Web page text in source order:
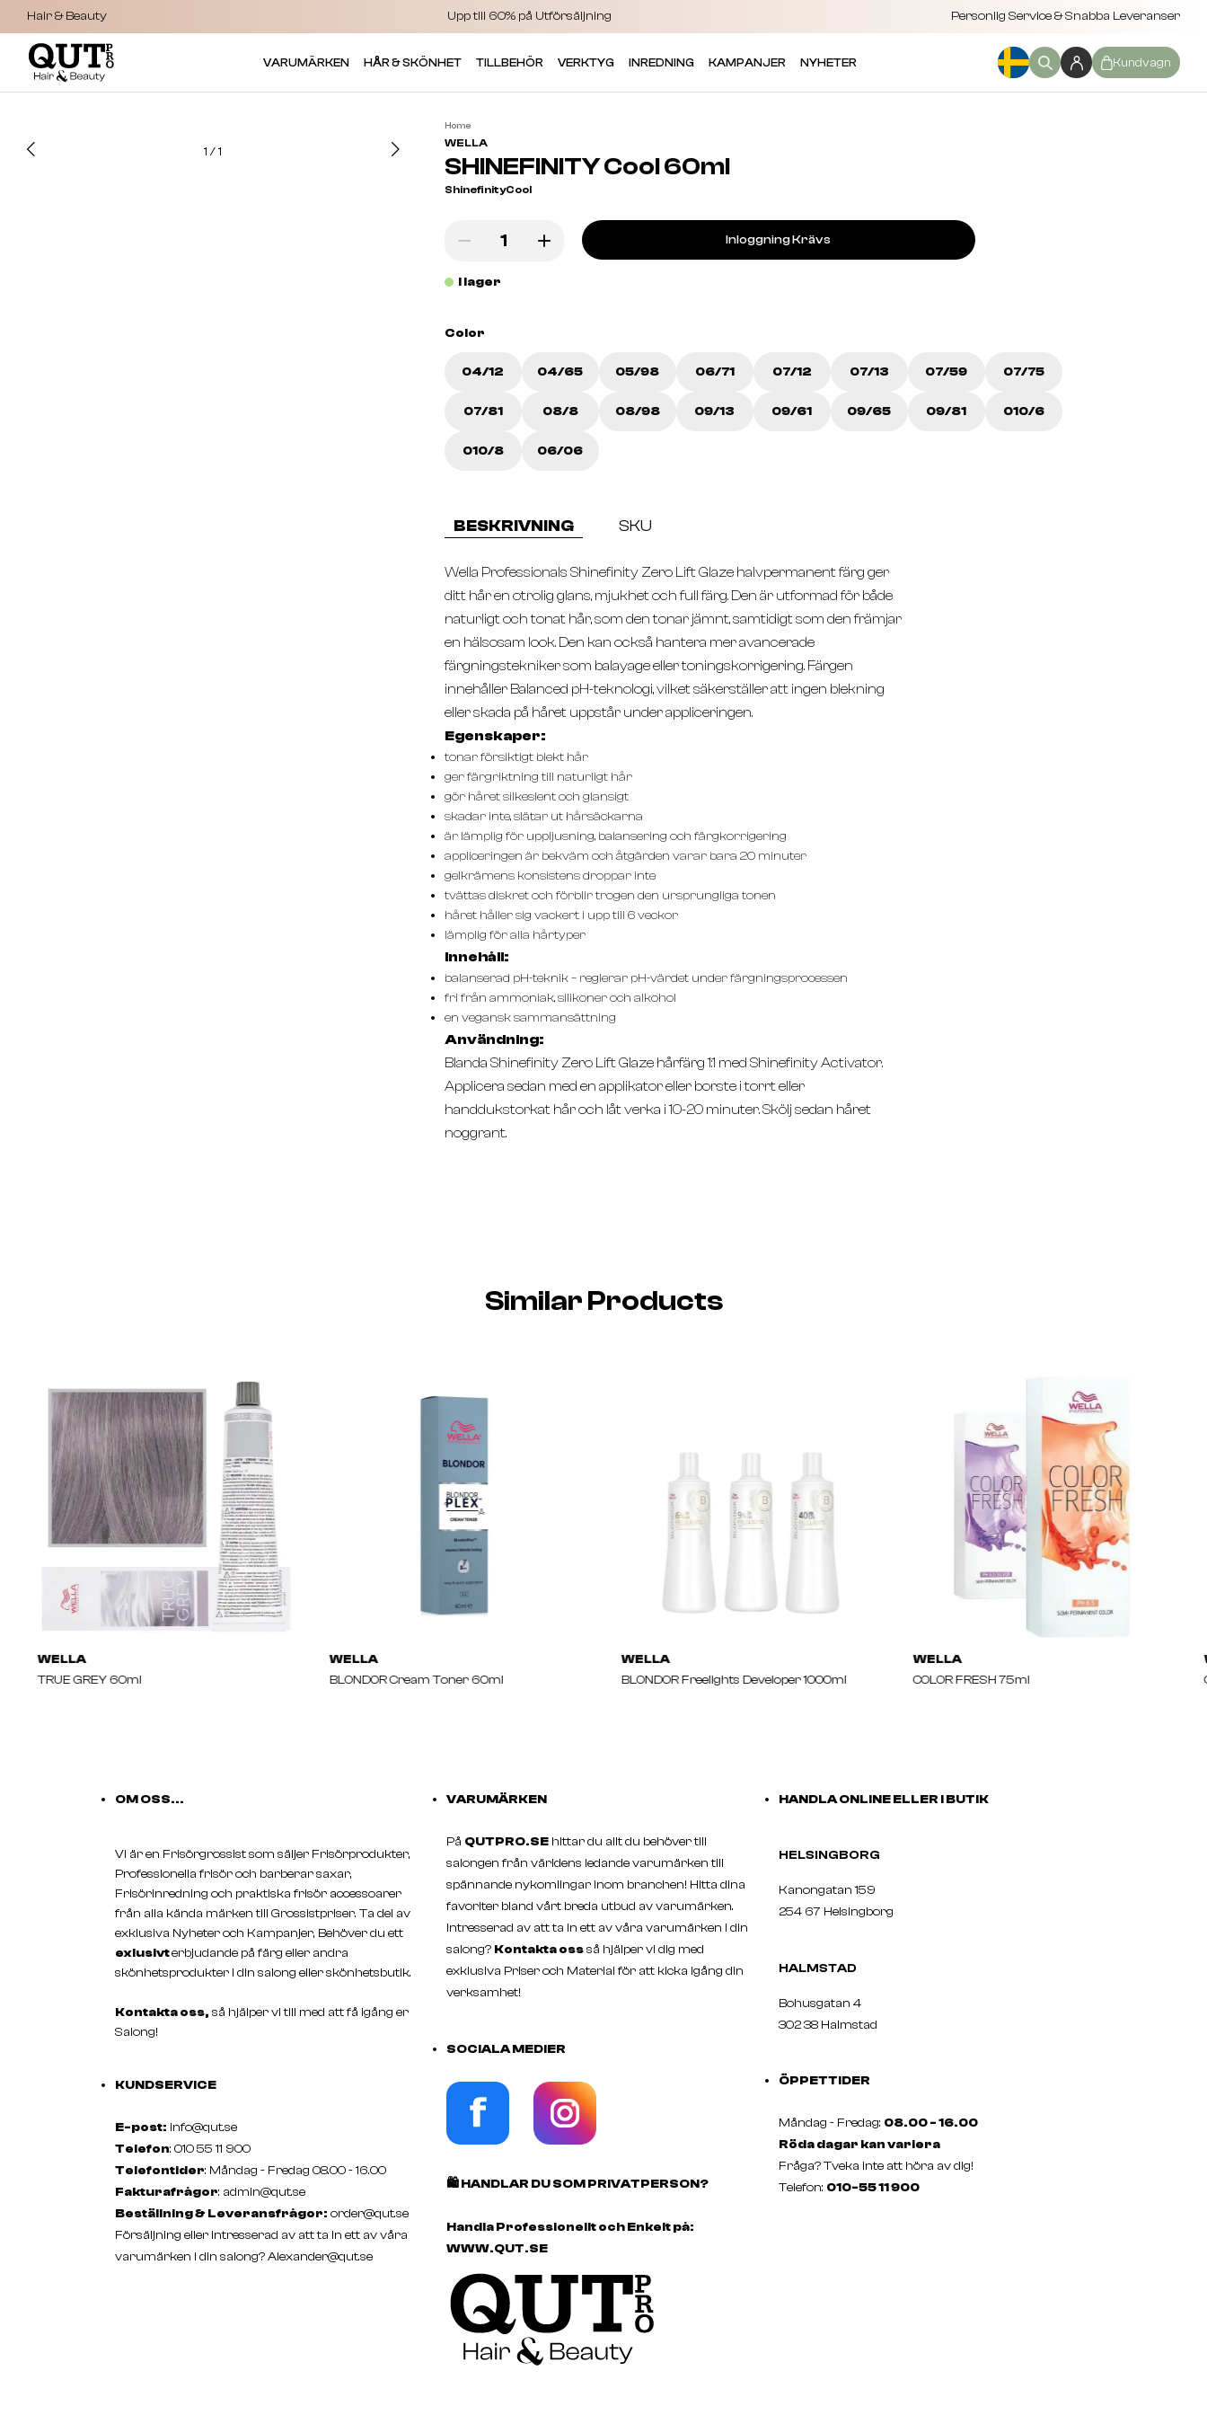
Hair & Beauty Upp till 60% på Utförsäljning Personlig Service & Snabba Leveranser
VARUMÄRKEN HÅR & SKÖNHET TILLBEHÖR VERKTYG INREDNING KAMPANJER NYHETER Kundvagn
1 /1
Home
WELLA
SHINEFINITY Cool 60ml
ShinefinityCool
Inloggning Krävs
I lager
Color
04/12 04/65 05/98 06/71 07/12 07/13 07/59 07/75
07/81 08/8 08/98 09/13 09/61 09/65 09/81 010/6
010/8 06/06
BESKRIVNING SKU
Wella Professionals Shinefinity Zero Lift Glaze halvpermanent färg ger
ditt hår en otrolig glans, mjukhet och full färg. Den är utformad för både
naturligt och tonat hår, som den tonar jämnt, samtidigt som den främjar
en hälsosam look. Den kan också hantera mer avancerade
färgningstekniker som balayage eller toningskorrigering. Färgen
innehåller Balanced pH-teknologi, vilket säkerställer att ingen blekning
eller skada på håret uppstår under appliceringen.
Egenskaper:
tonar försiktigt blekt hår
ger färgriktning till naturligt hår
gör håret silkeslent och glansigt
skadar inte, slätar ut hårsäckarna
är lämplig för uppljusning, balansering och färgkorrigering
appliceringen är bekväm och åtgärden varar bara 20 minuter
gelkrämens konsistens droppar inte
tvättas diskret och förblir trogen den ursprungliga tonen
håret håller sig vackert i upp till 6 veckor
lämplig för alla hårtyper
Innehåll:
balanserad pH-teknik – reglerar pH-värdet under färgningsprocessen
fri från ammoniak, silikoner och alkohol
en vegansk sammansättning
Användning:
Blanda Shinefinity Zero Lift Glaze hårfärg 1:1 med Shinefinity Activator.
Applicera sedan med en applikator eller borste i torrt eller
handdukstorkat hår och låt verka i 10-20 minuter. Skölj sedan håret
noggrant.
Similar Products
WELLA
TRUE GREY 60ml
WELLA
BLONDOR Cream Toner 60ml
WELLA
BLONDOR Freelights Developer 1000ml
WELLA
COLOR FRESH 75ml
OM OSS...
Vi är en Frisörgrossist som säljer Frisörprodukter,
Professionella frisör och barberar saxar,
Frisörinredning och praktiska frisör accessoarer
från alla kända märken till Grossistpriser. Ta del av
exklusiva Nyheter och Kampanjer, Behöver du ett
exlusivterbjudande på färg eller andra
skönhetsprodukter i din salong eller skönhetsbutik.
Kontakta oss, så hjälper vi till med att få igång er
Salong!
KUNDSERVICE
E-post: info@qut.se
Telefon: 010 55 11 900
Telefontider: Måndag - Fredag 08.00 - 16.00
Fakturafrågor: admin@qut.se
Beställning & Leveransfrågor: order@qut.se
Försäljning eller intresserad av att ta in ett av våra
varumärken i din salong?Alexander@qut.se
VARUMÄRKEN
På QUTPRO.SE hittar du allt du behöver till
salongen från världens ledande varumärken till
spännande nykomlingar inom branchen! Hitta dina
favoriter bland vårt breda utbud av varumärken.
Intresserad av att ta in ett av våra varumärken i din
salong? Kontakta ossså hjälper vi dig med
exklusiva Priser och Material för att kicka igång din
verksamhet!
SOCIALA MEDIER
🛍️HANDLAR DU SOM PRIVATPERSON?
Handla Professionellt och Enkelt på:
WWW.QUT.SE
HANDLA ONLINE ELLER I BUTIK
HELSINGBORG
Kanongatan 159
254 67 Helsingborg
HALMSTAD
Bohusgatan 4
302 38 Halmstad
ÖPPETTIDER
Måndag - Fredag: 08.00 - 16.00
Röda dagar kan variera
Fråga? Tveka inte att höra av dig!
Telefon: 010-55 11 900